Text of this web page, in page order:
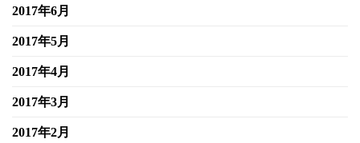
2017年6月
2017年5月
2017年4月
2017年3月
2017年2月